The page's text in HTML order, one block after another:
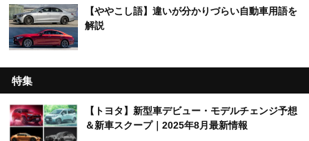
【ややこし語】違いが分かりづらい自動車用語を
解説
特集
【トヨタ】新型車デビュー・モデルチェンジ予想
＆新車スクープ｜2025年8月最新情報